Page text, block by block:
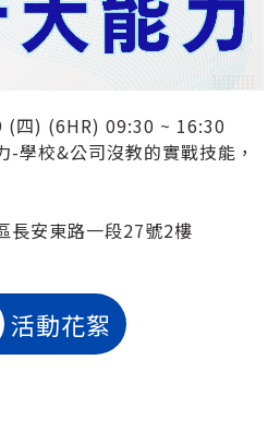
四) (6HR) 09:30 ~ 16:30
-學校&公司沒教的實戰技能，
長安東路一段27號2樓
活動花絮